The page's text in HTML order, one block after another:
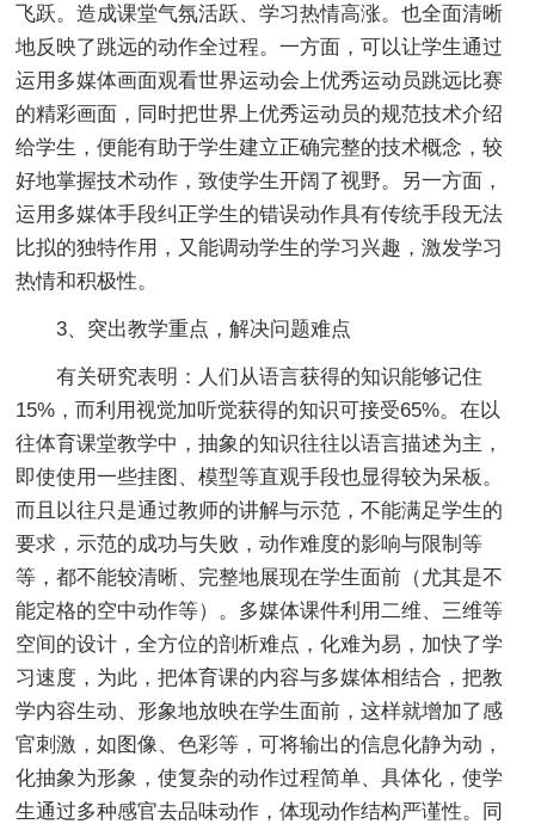
飞跃。造成课堂气氛活跃、学习热情高涨。也全面清晰
地反映了跳远的动作全过程。一方面，可以让学生通过
运用多媒体画面观看世界运动会上优秀运动员跳远比赛
的精彩画面，同时把世界上优秀运动员的规范技术介绍
给学生，便能有助于学生建立正确完整的技术概念，较
好地掌握技术动作，致使学生开阔了视野。另一方面，
运用多媒体手段纠正学生的错误动作具有传统手段无法
比拟的独特作用，又能调动学生的学习兴趣，激发学习
热情和积极性。
3、突出教学重点，解决问题难点
有关研究表明：人们从语言获得的知识能够记住
15%，而利用视觉加听觉获得的知识可接受65%。在以
往体育课堂教学中，抽象的知识往往以语言描述为主，
即使使用一些挂图、模型等直观手段也显得较为呆板。
而且以往只是通过教师的讲解与示范，不能满足学生的
要求，示范的成功与失败，动作难度的影响与限制等
等，都不能较清晰、完整地展现在学生面前（尤其是不
能定格的空中动作等）。多媒体课件利用二维、三维等
空间的设计，全方位的剖析难点，化难为易，加快了学
习速度，为此，把体育课的内容与多媒体相结合，把教
学内容生动、形象地放映在学生面前，这样就增加了感
官刺激，如图像、色彩等，可将输出的信息化静为动，
化抽象为形象，使复杂的动作过程简单、具体化，使学
生通过多种感官去品味动作，体现动作结构严谨性。同